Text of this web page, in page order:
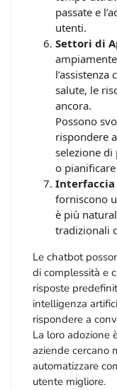
passate e
utenti.
Settori di
salute, le
ancora.
Possono
rispondere
selezione
o
Interfaccia
forniscono
è più
tradizionali
Le chatbot
di complessità e
risposte
intelligenza
rispondere a
La loro adozione
aziende cercano
automatizzare
utente migliore.